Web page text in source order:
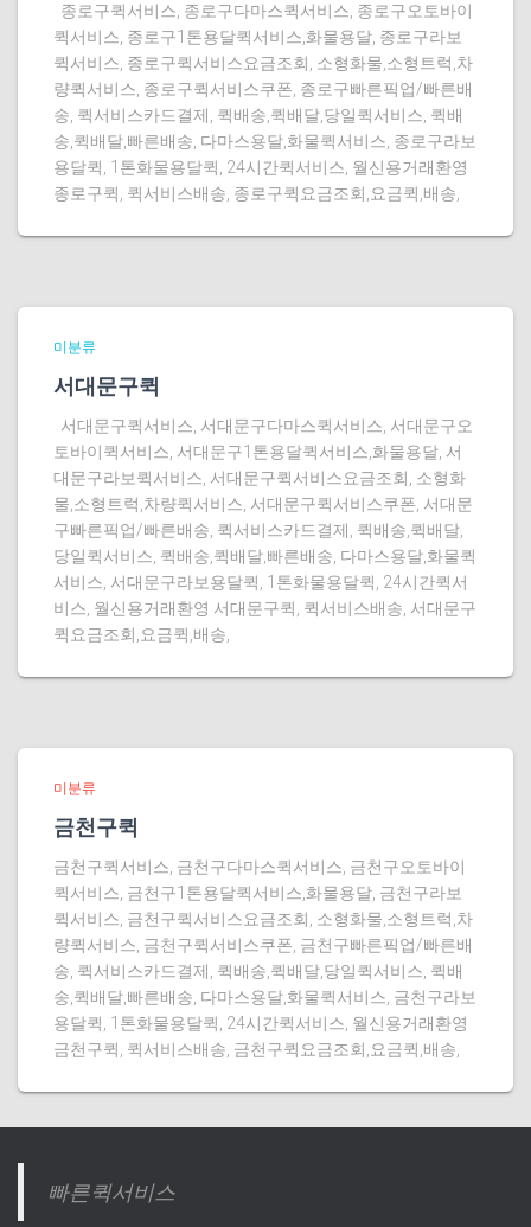
종로구퀵서비스, 종로구다마스퀵서비스, 종로구오토바이
퀵서비스, 종로구1톤용달퀵서비스,화물용달, 종로구라보
퀵서비스, 종로구퀵서비스요금조회, 소형화물,소형트럭,차
량퀵서비스, 종로구퀵서비스쿠폰, 종로구빠른픽업/빠른배
송, 퀵서비스카드결제, 퀵배송,퀵배달,당일퀵서비스, 퀵배
송,퀵배달,빠른배송, 다마스용달,화물퀵서비스, 종로구라보
용달퀵, 1톤화물용달퀵, 24시간퀵서비스, 월신용거래환영
종로구퀵, 퀵서비스배송, 종로구퀵요금조회,요금퀵,배송,
미분류
서대문구퀵
서대문구퀵서비스, 서대문구다마스퀵서비스, 서대문구오
토바이퀵서비스, 서대문구1톤용달퀵서비스,화물용달, 서
대문구라보퀵서비스, 서대문구퀵서비스요금조회, 소형화
물,소형트럭,차량퀵서비스, 서대문구퀵서비스쿠폰, 서대문
구빠른픽업/빠른배송, 퀵서비스카드결제, 퀵배송,퀵배달,
당일퀵서비스, 퀵배송,퀵배달,빠른배송, 다마스용달,화물퀵
서비스, 서대문구라보용달퀵, 1톤화물용달퀵, 24시간퀵서
비스, 월신용거래환영 서대문구퀵, 퀵서비스배송, 서대문구
퀵요금조회,요금퀵,배송,
미분류
금천구퀵
금천구퀵서비스, 금천구다마스퀵서비스, 금천구오토바이
퀵서비스, 금천구1톤용달퀵서비스,화물용달, 금천구라보
퀵서비스, 금천구퀵서비스요금조회, 소형화물,소형트럭,차
량퀵서비스, 금천구퀵서비스쿠폰, 금천구빠른픽업/빠른배
송, 퀵서비스카드결제, 퀵배송,퀵배달,당일퀵서비스, 퀵배
송,퀵배달,빠른배송, 다마스용달,화물퀵서비스, 금천구라보
용달퀵, 1톤화물용달퀵, 24시간퀵서비스, 월신용거래환영
금천구퀵, 퀵서비스배송, 금천구퀵요금조회,요금퀵,배송,
빠른퀵서비스